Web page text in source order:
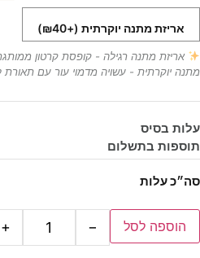
אריזת מתנה יוקרתית (+₪40)
אריזת מתנה רגילה - קופסת קרטון
מתנה יוקרתית - עשויה מדמוי עור עם
עלות בסיס
תוספות בתשלום
סה״כ עלות
−
+ הוספה לסל